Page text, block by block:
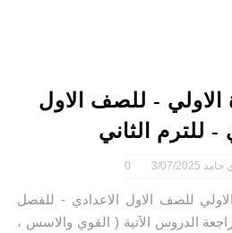
الاولي - للصف الاول
- للترم الثاني
حامد 3/07/2025
0
للصف الاول الاعدادي - للفصل
الدروس الآتية ( القوي والاسس ،